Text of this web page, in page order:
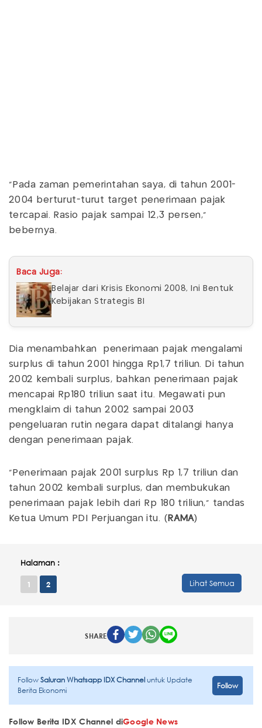
"Pada zaman pemerintahan saya, di tahun 2001-
2004 berturut-turut target penerimaan pajak
tercapai. Rasio pajak sampai 12,3 persen,"
bebernya.
Baca Juga:
Belajar dari Krisis Ekonomi 2008, Ini Bentuk
Kebijakan Strategis BI
Dia menambahkan penerimaan pajak mengalami
surplus di tahun 2001 hingga Rp1,7 triliun. Di tahun
2002 kembali surplus, bahkan penerimaan pajak
mencapai Rp180 triliun saat itu. Megawati pun
mengklaim di tahun 2002 sampai 2003
pengeluaran rutin negara dapat ditalangi hanya
dengan penerimaan pajak.
"Penerimaan pajak 2001 surplus Rp 1,7 triliun dan
tahun 2002 kembali surplus, dan membukukan
penerimaan pajak lebih dari Rp 180 triliun," tandas
Ketua Umum PDI Perjuangan itu. ( RAMA)
Halaman :
1 2 Lihat Semua
SHARE
FollowSaluran Whatsapp IDX Channeluntuk Update
Berita Ekonomi
Follow
Follow Berita IDX Channel diGoogle News